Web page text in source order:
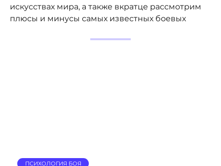
искусствах мира, а также вкратце рассмотрим
плюсы и минусы самых известных боевых
ПСИХОЛОГИЯ БОЯ